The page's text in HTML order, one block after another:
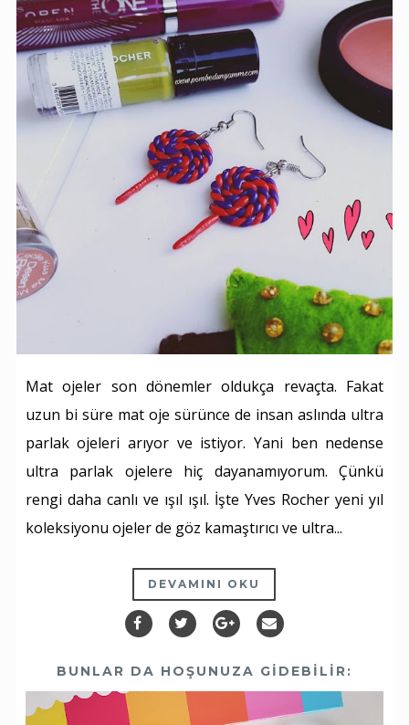
Mat ojeler son dönemler oldukça revaçta. Fakat
uzun bi süre mat oje sürünce de insan aslında ultra
parlak ojeleri arıyor ve istiyor. Yani ben nedense
ultra parlak ojelere hiç dayanamıyorum. Çünkü
rengi daha canlı ve ışıl ışıl. İşte Yves Rocher yeni yıl
koleksiyonu ojeler de göz kamaştırıcı ve ultra...
DEVAMINI OKU
BUNLAR DA HOŞUNUZA GIDEBILIR: